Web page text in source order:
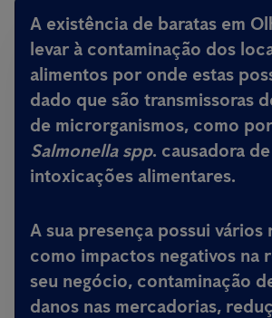
A existência de baratas em
levar à contaminação dos
alimentos por onde estas
dado que são transmissoras
de microrganismos, como
Salmonella spp. causadora
intoxicações alimentares.
A sua presença possui vários
como impactos negativos na
seu negócio, contaminação
danos nas mercadorias,